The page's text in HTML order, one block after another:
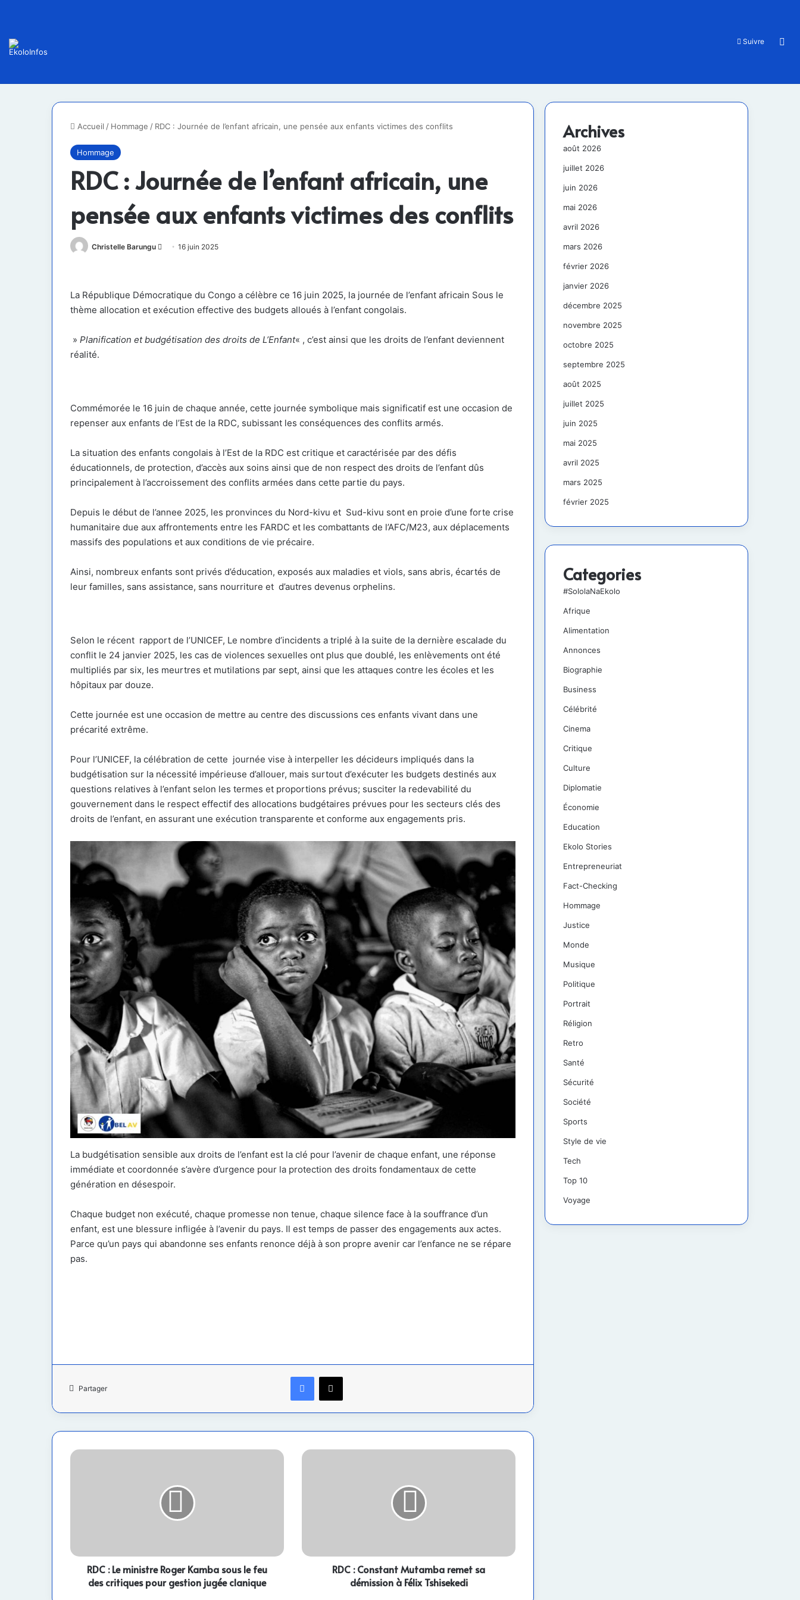
Suivre
Accueil / Hommage / RDC : Journée de l’enfant africain, une pensée aux enfants victimes des conflits
Hommage
RDC : Journée de l’enfant africain, une
pensée aux enfants victimes des conflits
Christelle Barungu
Envoyer16 juin 2025
La République Démocratique du Congo a célèbre ce 16 juin 2025, la journée de l’enfant africain Sous le
thème allocation et exécution effective des budgets alloués à l’enfant congolais.
» Planification et budgétisation des droits de L’Enfant« , c’est ainsi que les droits de l’enfant deviennent
réalité.
Commémorée le 16 juin de chaque année, cette journée symbolique mais significatif est une occasion de
repenser aux enfants de l’Est de la RDC, subissant les conséquences des conflits armés.
La situation des enfants congolais à l’Est de la RDC est critique et caractérisée par des défis
éducationnels, de protection, d’accès aux soins ainsi que de non respect des droits de l’enfant dûs
principalement à l’accroissement des conflits armées dans cette partie du pays.
Depuis le début de l’annee 2025, les pronvinces du Nord-kivu et Sud-kivu sont en proie d’une forte crise
humanitaire due aux affrontements entre les FARDC et les combattants de l’AFC/M23, aux déplacements
massifs des populations et aux conditions de vie précaire.
Ainsi, nombreux enfants sont privés d’éducation, exposés aux maladies et viols, sans abris, écartés de
leur familles, sans assistance, sans nourriture et d’autres devenus orphelins.
Selon le récent rapport de l’UNICEF, Le nombre d’incidents a triplé à la suite de la dernière escalade du
conflit le 24 janvier 2025, les cas de violences sexuelles ont plus que doublé, les enlèvements ont été
multipliés par six, les meurtres et mutilations par sept, ainsi que les attaques contre les écoles et les
hôpitaux par douze.
Cette journée est une occasion de mettre au centre des discussions ces enfants vivant dans une
précarité extrême.
Pour l’UNICEF, la célébration de cette journée vise à interpeller les décideurs impliqués dans la
budgétisation sur la nécessité impérieuse d’allouer, mais surtout d’exécuter les budgets destinés aux
questions relatives à l’enfant selon les termes et proportions prévus; susciter la redevabilité du
gouvernement dans le respect effectif des allocations budgétaires prévues pour les secteurs clés des
droits de l’enfant, en assurant une exécution transparente et conforme aux engagements pris.
La budgétisation sensible aux droits de l’enfant est la clé pour l’avenir de chaque enfant, une réponse
immédiate et coordonnée s’avère d’urgence pour la protection des droits fondamentaux de cette
génération en désespoir.
Chaque budget non exécuté, chaque promesse non tenue, chaque silence face à la souffrance d’un
enfant, est une blessure infligée à l’avenir du pays. Il est temps de passer des engagements aux actes.
Parce qu’un pays qui abandonne ses enfants renonce déjà à son propre avenir car l’enfance ne se répare
pas.
Partager
Facebook
X
RDC
feu
critiques
RDC : Le ministre Roger Kamba sous le feu
des critiques pour gestion jugée clanique
RDC
Félix
TshisekediRDC : Constant Mutamba remet sa
démission à Félix Tshisekedi
Archives
août 2026
juillet 2026
juin 2026
mai 2026
avril 2026
mars 2026
février 2026
janvier 2026
décembre 2025
novembre 2025
octobre 2025
septembre 2025
août 2025
juillet 2025
juin 2025
mai 2025
avril 2025
mars 2025
février 2025
Categories
#SololaNaEkolo
Afrique
Alimentation
Annonces
Biographie
Business
Célébrité
Cinema
Critique
Culture
Diplomatie
Économie
Education
Ekolo Stories
Entrepreneuriat
Fact-Checking
Hommage
Justice
Monde
Musique
Politique
Portrait
Réligion
Retro
Santé
Sécurité
Société
Sports
Style de vie
Tech
Top 10
Voyage